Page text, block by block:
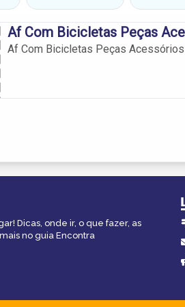
Af Com Bicicletas Peças
Af Com Bicicletas Peças Acessórios
Dicas, onde ir, o que fazer, as
no guia Encontra